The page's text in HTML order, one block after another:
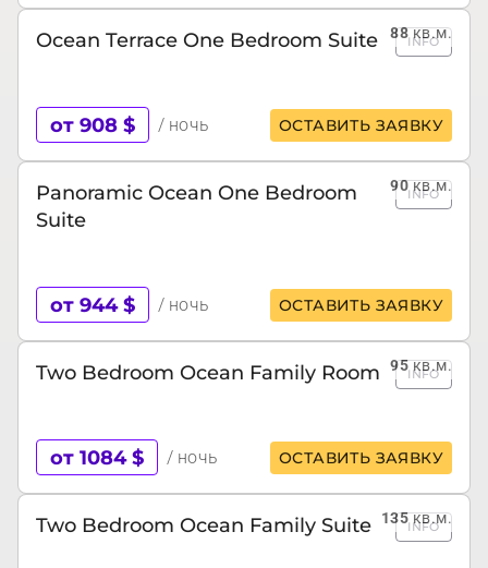
88кв.м.
Ocean Terrace One Bedroom Suite INFO
от 908 $ / ночь ОСТАВИТЬ ЗАЯВКУ
90кв.м.
Panoramic Ocean One Bedroom
Suite
INFO
от 944 $ / ночь ОСТАВИТЬ ЗАЯВКУ
95кв.м.
Two Bedroom Ocean Family Room INFO
от 1084 $ / ночь ОСТАВИТЬ ЗАЯВКУ
135кв.м.
Two Bedroom Ocean Family Suite INFO